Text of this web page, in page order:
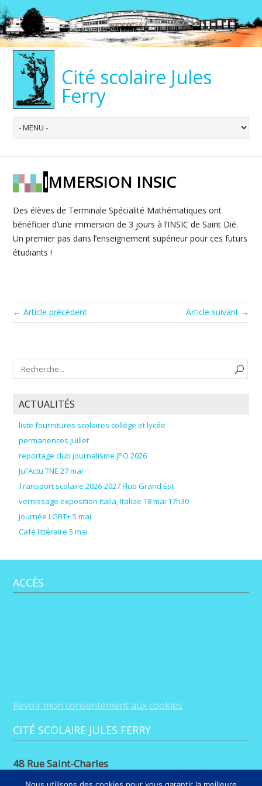
Cité scolaire Jules
Ferry
IMMERSION INSIC
Des élèves de Terminale Spécialité Mathématiques ont
bénéficier d’une immersion de 3 jours à l’INSIC de Saint Dié.
Un premier pas dans l’enseignement supérieur pour ces futurs
étudiants !
← Article précédent Article suivant →
ACTUALITÉS
liste fournitures scolaires collège et lycée
permanences juillet
reportage club journalisme JPO 2026
Jul’Actu TNE 27 mai
Transport scolaire 2026-2027 Fluo Grand Est
vernissage exposition Italia, Italiae 18 mai 17h30
journée LGBT+ 5 mai
Café littéraire 5 mai
ACCÈS
Revoir mon consentement aux cookies
CITÉ SCOLAIRE JULES FERRY
48 Rue Saint-Charles